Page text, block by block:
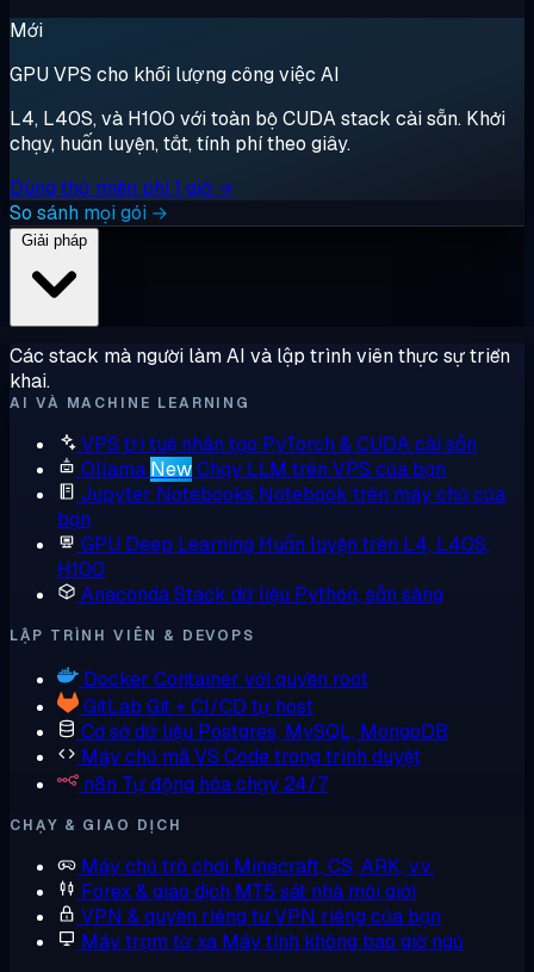
Mới
GPU VPS cho khối lượng công việc AI
L4, L40S, và H100 với toàn bộ CUDA stack cài sẵn. Khởi
chạy, huấn luyện, tắt, tính phí theo giây.
Dùng thử miễn phí 1 giờ →
So sánh mọi gói →
Các stack mà người làm AI và lập trình viên thực sự triển
khai.
AI VÀ MACHINE LEARNING
VPS trí tuệ nhân tạo PyTorch & CUDA cài sẵn
Ollama NewChạy LLM trên VPS của bạn
Jupyter Notebooks Notebook trên máy chủ của
bạn
GPU Deep Learning Huấn luyện trên L4, L40S,
H100
AnacondaStack dữ liệu Python, sẵn sàng
LẬP TRÌNH VIÊN & DEVOPS
Docker Container với quyền root
GitLab Git + CI/CD tự host
Cơ sở dữ liệu Postgres, MySQL, MongoDB
Máy chủ mãVS Code trong trình duyệt
n8n Tự động hóa chạy 24/7
CHẠY & GIAO DỊCH
Máy chủ trò chơi Minecraft, CS, ARK, v.v.
Forex & giao dịch MT5 sát nhà môi giới
VPN & quyền riêng tưVPN riêng của bạn
Máy trạm từ xa Máy tính không bao giờ ngủ